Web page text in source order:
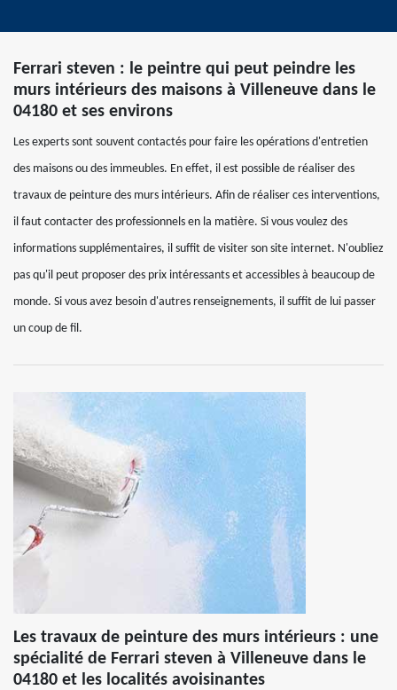
Ferrari steven : le peintre qui peut peindre les
murs intérieurs des maisons à Villeneuve dans le
04180 et ses environs
Les experts sont souvent contactés pour faire les opérations d'entretien
des maisons ou des immeubles. En effet, il est possible de réaliser des
travaux de peinture des murs intérieurs. Afin de réaliser ces interventions,
il faut contacter des professionnels en la matière. Si vous voulez des
informations supplémentaires, il suffit de visiter son site internet. N'oubliez
pas qu'il peut proposer des prix intéressants et accessibles à beaucoup de
monde. Si vous avez besoin d'autres renseignements, il suffit de lui passer
un coup de fil.
Les travaux de peinture des murs intérieurs : une
spécialité de Ferrari steven à Villeneuve dans le
04180 et les localités avoisinantes